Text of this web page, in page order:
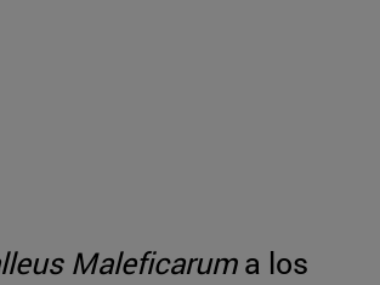
Maleficaruma los